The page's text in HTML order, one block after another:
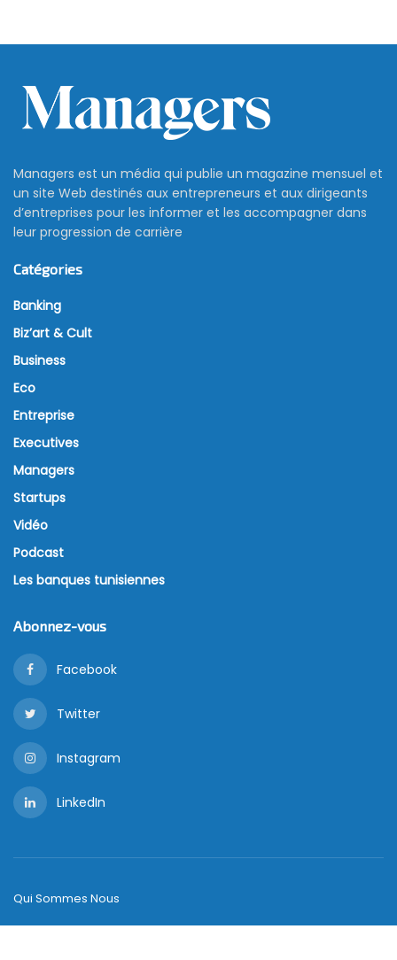
Managers est un média qui publie un magazine mensuel et
un site Web destinés aux entrepreneurs et aux dirigeants
d’entreprises pour les informer et les accompagner dans
leur progression de carrière
Catégories
Banking
Biz’art & Cult
Business
Eco
Entreprise
Executives
Managers
Startups
Vidéo
Podcast
Les banques tunisiennes
Abonnez-vous
Facebook
Twitter
Instagram
LinkedIn
Qui Sommes Nous